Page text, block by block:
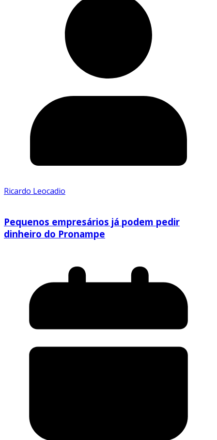
Ricardo Leocadio
Pequenos empresários já podem pedir
dinheiro do Pronampe